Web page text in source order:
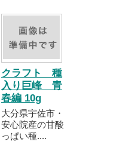
クラフト 種
入り巨峰 青
春編 10g
大分県宇佐市・
安心院産の甘酸
っぱい種....